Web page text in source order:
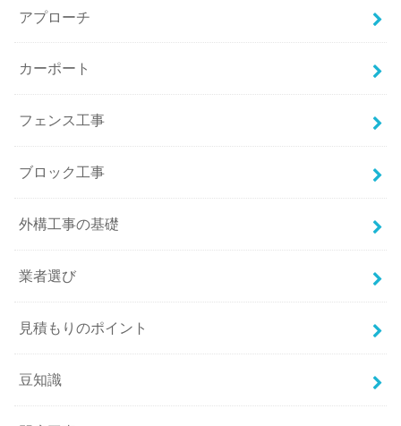
アプローチ
カーポート
フェンス工事
ブロック工事
外構工事の基礎
業者選び
見積もりのポイント
豆知識